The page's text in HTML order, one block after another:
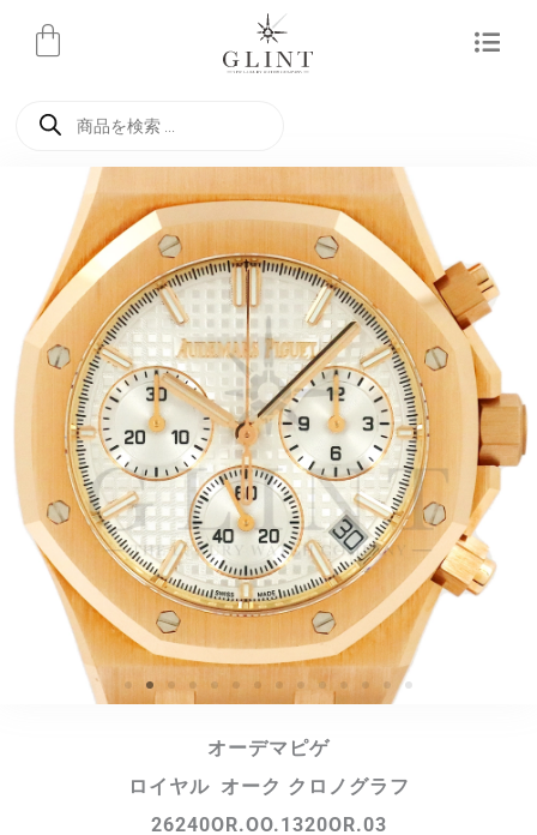
オーデマピゲ
ロイヤル オーク クロノグラフ
26240OR.OO.1320OR.03